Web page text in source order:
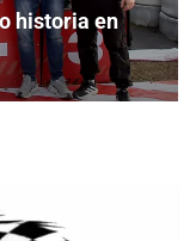
historia en